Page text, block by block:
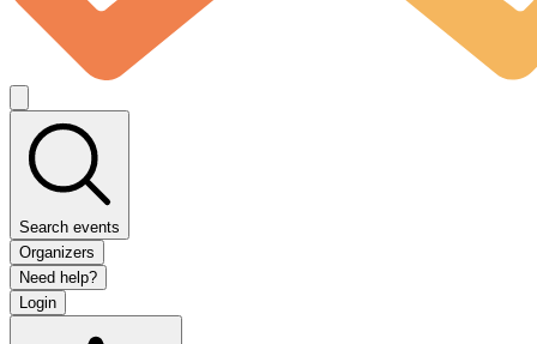
Search events
Organizers
Need help?
Login